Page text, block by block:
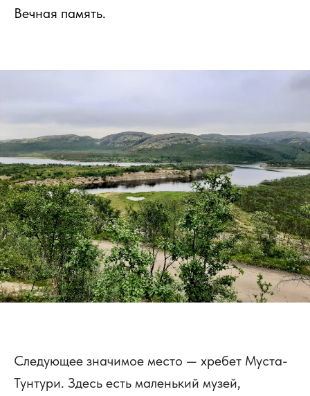
Вечная память.
Следующее значимое место — хребет Муста-
Тунтури. Здесь есть маленький музей,